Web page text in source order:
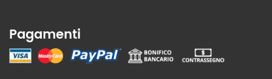
Pagamenti